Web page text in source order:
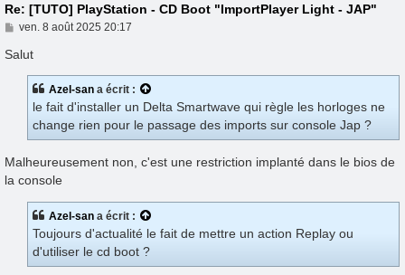
Re: [TUTO] PlayStation - CD Boot "ImportPlayer Light - JAP"
M
s
ven. 8 août 2025 20:17
Salut
Azel-san a écrit :
le fait d'installer un Delta Smartwave qui règle les horloges ne
change rien pour le passage des imports sur console Jap ?
Malheureusement non, c'est une restriction implanté dans le bios de
la console
Azel-san a écrit :
Toujours d'actualité le fait de mettre un action Replay ou
d'utiliser le cd boot ?